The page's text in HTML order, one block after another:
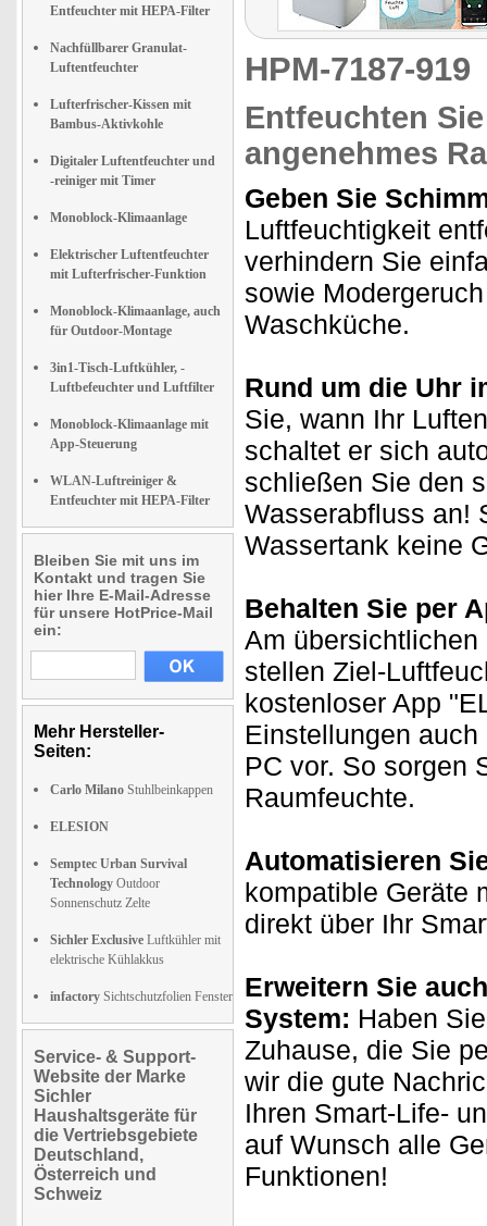
Entfeuchter mit HEPA-Filter
Nachfüllbarer Granulat-
Luftentfeuchter
Lufterfrischer-Kissen mit
Bambus-Aktivkohle
Digitaler Luftentfeuchter und
-reiniger mit Timer
Monoblock-Klimaanlage
Elektrischer Luftentfeuchter
mit Lufterfrischer-Funktion
Monoblock-Klimaanlage, auch
für Outdoor-Montage
3in1-Tisch-Luftkühler, -
Luftbefeuchter und Luftfilter
Monoblock-Klimaanlage mit
App-Steuerung
WLAN-Luftreiniger &
Entfeuchter mit HEPA-Filter
Bleiben Sie mit uns im
Kontakt und tragen Sie
hier Ihre E-Mail-Adresse
für unsere HotPrice-Mail
ein:
Mehr Hersteller-
Seiten:
Carlo Milano Stuhlbeinkappen
ELESION
Semptec Urban Survival
Technology Outdoor
Sonnenschutz Zelte
Sichler Exclusive Luftkühler mit
elektrische Kühlakkus
infactory Sichtschutzfolien Fenster
Service- & Support-
Website der Marke
Sichler
Haushaltsgeräte für
die Vertriebsgebiete
Deutschland,
Österreich und
Schweiz
HPM-7187-
Entfeuchten
angenehmes
Geben Sie
Luftfeuchtigkeit
verhindern Sie
sowie
Waschküche.
Rund um die Uhr
Sie, wann Ihr
schaltet er sich
schließen Sie den
Wasserabfluss an!
Wassertank keine
Behalten Sie per
Am
stellen Ziel-
kostenloser App
Einstellungen
PC vor. So sorgen
Raumfeuchte.
Automatisieren
kompatible Geräte
direkt über Ihr
Erweitern Sie
System: Haben
Zuhause, die Sie
wir die gute
Ihren Smart-Life-
auf Wunsch alle
Funktionen!